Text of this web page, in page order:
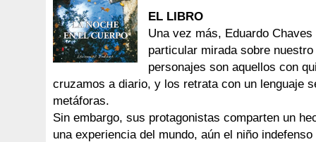
EL LIBRO
Una vez más, Eduardo
particular mirada sobre
personajes son aquellos con
cruzamos a diario, y los retrata con un lenguaje
metáforas.
Sin embargo, sus protagonistas comparten un
una experiencia del mundo, aún el niño